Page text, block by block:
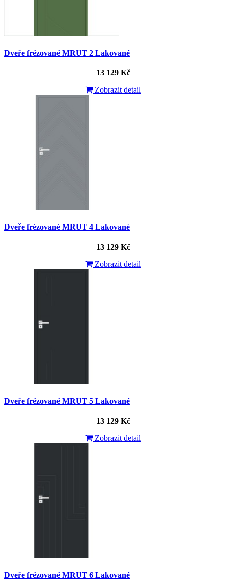
Dveře frézované MRUT 2 Lakované
13 129 Kč
Zobrazit detail
Dveře frézované MRUT 4 Lakované
13 129 Kč
Zobrazit detail
Dveře frézované MRUT 5 Lakované
13 129 Kč
Zobrazit detail
Dveře frézované MRUT 6 Lakované